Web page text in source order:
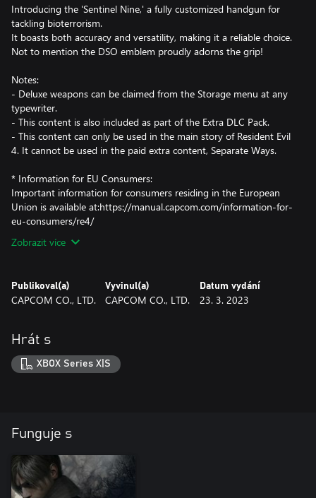
Introducing the 'Sentinel Nine,' a fully customized handgun for
tackling bioterrorism.
It boasts both accuracy and versatility, making it a reliable choice.
Not to mention the DSO emblem proudly adorns the grip!
Notes:
- Deluxe weapons can be claimed from the Storage menu at any
typewriter.
- This content is also included as part of the Extra DLC Pack.
- This content can only be used in the main story of Resident Evil
4. It cannot be used in the paid extra content, Separate Ways.
* Information for EU Consumers:
Important information for consumers residing in the European
Union is available at:https://manual.capcom.com/information-for-
eu-consumers/re4/
Zobrazit více
Publikoval(a)
CAPCOM CO., LTD.
Vyvinul(a)
CAPCOM CO., LTD.
Datum vydání
23. 3. 2023
Hrát s
XBOX Series X|S
Funguje s